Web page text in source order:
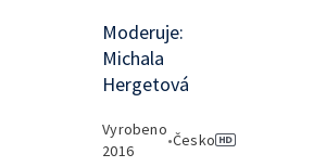
Moderuje:
Michala
Hergetová
Vyrobeno
2016
•Česko